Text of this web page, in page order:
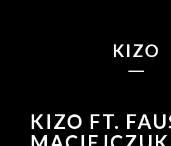
KIZO
KIZO FT.